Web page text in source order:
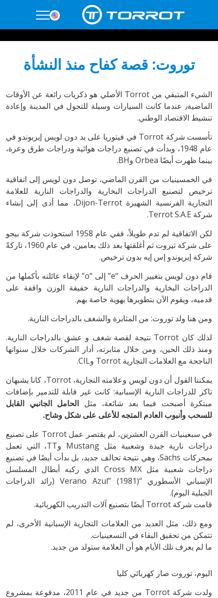
توروت: قصة كفاح منذ النشأة
الشيء المتبقي من Torrot الأصلي هو ذكريات رائعة عن الأوقات
الماضية٫ عندما كانت السيارات وسيلة للتجول في المدينة وإعادة
تنشيط الاقتصاد الوطني.
تأسست شركة Torrot في فيتوريا على يد دون لويس إيريوندو في
عام 1948، وبدأت في تصنيع دراجات هوائية ودراجات طرق وعرة،
بينما ظهرت أيضًا Orbea وBH.
في الخمسينيات من القرن الماضي، توصل دون لويس إلى اتفاقية
ترخيص لتصنيع الدراجات البخارية والدراجات النارية للعلامة
التجارية الفرنسية الشهيرة Dijon-Terrot، مما أدى إلى إنشاء
شركة Terrot S.A.E.
لكن الاتفاقية لم تدم طويلاً، ففي عام 1958 استحوذت شركة بيجو
على شركة تيروت ثم أغلقتها بعد ذلك بعامين، في عام 1960، تاركةً
شركة إيريوندو إس إيه بدون ترخيص.
قام دون لويس بتغيير الحرف “e” إلى “o” لإبقاء عائلته بأكملها من
الدراجات البخارية والدراجات النارية خفيفة الوزن واقفة على
قدميه، ويقوم الآن بتطويرها بهوية خاصة بهم.
ومن هنا ولد توروت: من المثابرة والشغف بالدراجات النارية.
لذلك كان Torrot نتيجة لقصة شغف و عشق بالدراجات النارية.
ومنذ ذلك الحين، ومن خلال مثابرته، أدار الشركات خلال سنواتها
الناجحة مع العلامات التجارية Torrot وCIL.
يمكننا القول أن دون لويس وعلامته التجارية، Torrot، كانا يشبهان
تاكر للدراجات النارية الإسبانية: كانت غير قابلة للتدمير بإضافات
مبتكرة أصبحت فيما بعد شائعة، مثل الحامل الجانبي القابل
للسحب وأنبوب العادم المتجه للأعلى على شكل وشاح.
في سبعينيات القرن العشرين، لم يقتصر عمل Torrot على تصنيع
دراجات نارية جيدة وشعبية مثل Mustang وTT، التي تعمل
بمحركات Sachs، وهي نتيجة تحالف جديد، بل بدأت أيضًا في تصنيع
دراجات شعبية مثل Cross MX الذي ركبه أبطال المسلسل
الإسباني الأسطوري “Verano Azul” (1981) (رائد الدراجات
الجبلية اليوم).
قامت شركة Torrot أيضًا بتصنيع آلات التدريب الكهربائية.
ومع ذلك، مثل العديد من العلامات التجارية الإسبانية الأخرى، لم
تتمكن من تحقيق البقاء في التسعينيات.
ما لم يعرف تلك الأيام هو أن العلامة ستولد من جديد.
اليوم، توروت صار كهربائي كليا
ولدت شركة Torrot من جديد في عام 2011، مدفوعة بمشروع